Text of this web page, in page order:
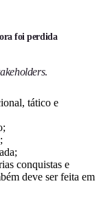
foi perdida
.
tático e
conquistas e
deve ser feita em